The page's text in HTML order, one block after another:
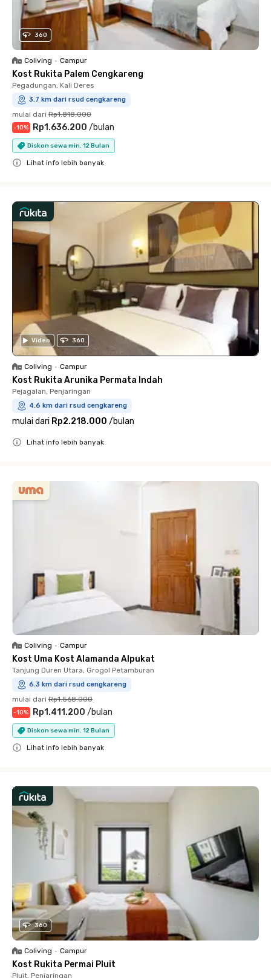
360
Coliving • Campur
Kost Rukita Palem Cengkareng
Pegadungan, Kali Deres
3.7 km dari rsud cengkareng
mulai dari Rp1.818.000
-10% Rp1.636.200 /bulan
Diskon sewa min. 12 Bulan
Lihat info lebih banyak
Video 360
Coliving • Campur
Kost Rukita Arunika Permata Indah
Pejagalan, Penjaringan
4.6 km dari rsud cengkareng
mulai dari Rp2.218.000 /bulan
Lihat info lebih banyak
Coliving • Campur
Kost Uma Kost Alamanda Alpukat
Tanjung Duren Utara, Grogol Petamburan
6.3 km dari rsud cengkareng
mulai dari Rp1.568.000
-10% Rp1.411.200 /bulan
Diskon sewa min. 12 Bulan
Lihat info lebih banyak
360
Coliving • Campur
Kost Rukita Permai Pluit
Pluit, Penjaringan